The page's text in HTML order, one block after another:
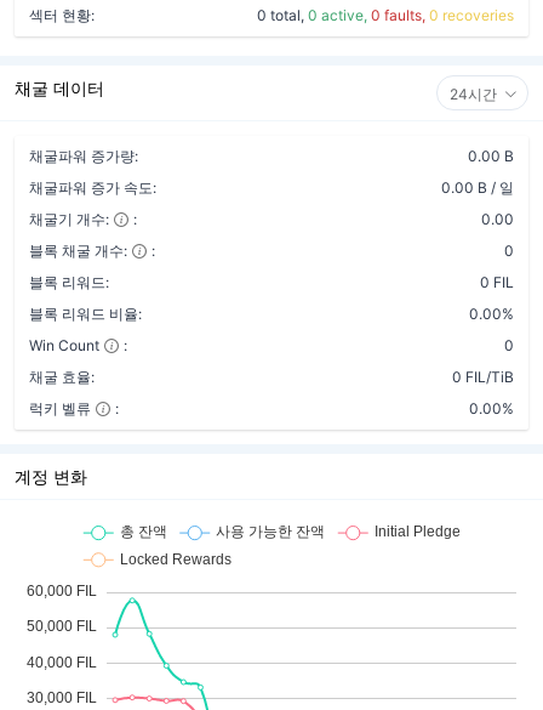
섹터 현황:
0 total, 0 active, 0 faults, 0 recoveries
채굴 데이터 24시간
채굴파워 증가량:
0.00 B
채굴파워 증가 속도:
0.00 B / 일
채굴기 개수:
:
0.00
블록 채굴 개수:
:
0
블록 리워드:
0 FIL
블록 리워드 비율:
0.00%
Win Count
:
0
채굴 효율:
0 FIL/TiB
럭키 벨류
: 0.00%
계정 변화